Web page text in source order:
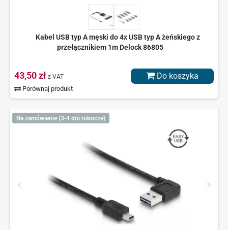
Kabel USB typ A męski do 4x USB typ A żeńskiego z
przełącznikiem 1m Delock 86805
43,50 zł z VAT
Porównaj produkt
Do koszyka
Na zamówienie (3-4 dni robocze)